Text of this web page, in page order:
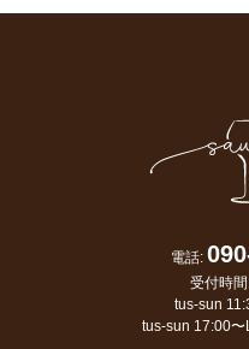
電話:
受付時
tus-sun
tus-sun 17:00